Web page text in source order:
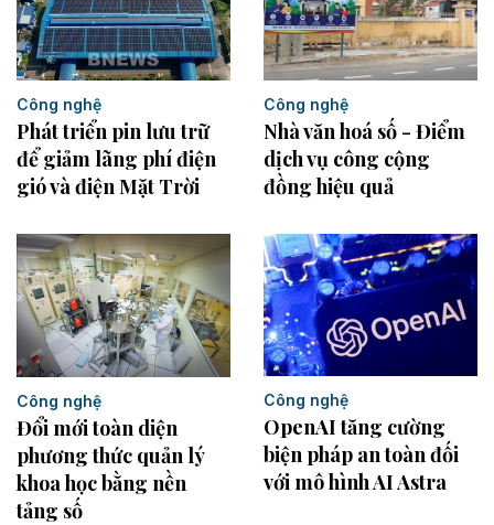
Công nghệ
Phát triển pin lưu trữ
để giảm lãng phí điện
gió và điện Mặt Trời
Công nghệ
Nhà văn hoá số - Điểm
dịch vụ công cộng
đồng hiệu quả
Công nghệ
Đổi mới toàn diện
phương thức quản lý
khoa học bằng nền
tảng số
Công nghệ
OpenAI tăng cường
biện pháp an toàn đối
với mô hình AI Astra